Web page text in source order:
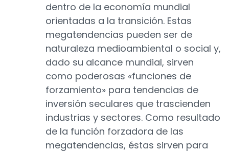
dentro de la economía mundial
orientadas a la transición. Estas
megatendencias pueden ser de
naturaleza medioambiental o social y,
dado su alcance mundial, sirven
como poderosas «funciones de
forzamiento» para tendencias de
inversión seculares que trascienden
industrias y sectores. Como resultado
de la función forzadora de las
megatendencias, éstas sirven para